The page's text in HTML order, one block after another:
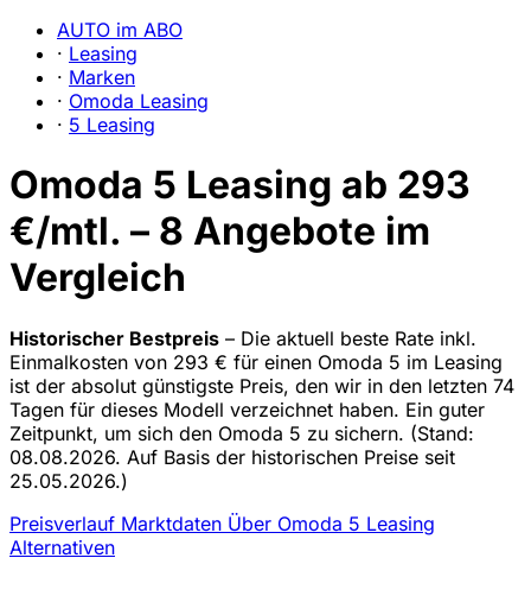
AUTO im ABO
· Leasing
· Marken
· Omoda Leasing
· 5 Leasing
Omoda 5 Leasing ab 293
€/mtl. – 8 Angebote im
Vergleich
Historischer Bestpreis – Die aktuell beste Rate inkl.
Einmalkosten von 293 € für einen Omoda 5 im Leasing
ist der absolut günstigste Preis, den wir in den letzten 74
Tagen für dieses Modell verzeichnet haben. Ein guter
Zeitpunkt, um sich den Omoda 5 zu sichern. (Stand:
08.08.2026. Auf Basis der historischen Preise seit
25.05.2026.)
Preisverlauf Marktdaten Über Omoda 5 Leasing
Alternativen